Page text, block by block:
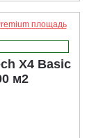
X4 Basic
м2